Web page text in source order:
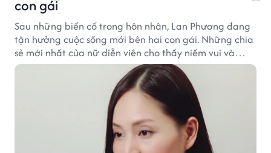
con gái
Sau những biến cố trong hôn nhân, Lan Phương đang
tận hưởng cuộc sống mới bên hai con gái. Những chia
sẻ mới nhất của nữ diễn viên cho thấy niềm vui và
hạnh phúc hiện tại đến từ những điều bình dị mỗi